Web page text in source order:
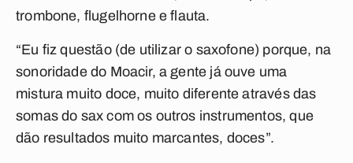
trombone, flugelhorne e flauta.
“Eu fiz questão (de utilizar o saxofone) porque, na
sonoridade do Moacir, a gente já ouve uma
mistura muito doce, muito diferente através das
somas do sax com os outros instrumentos, que
dão resultados muito marcantes, doces”.